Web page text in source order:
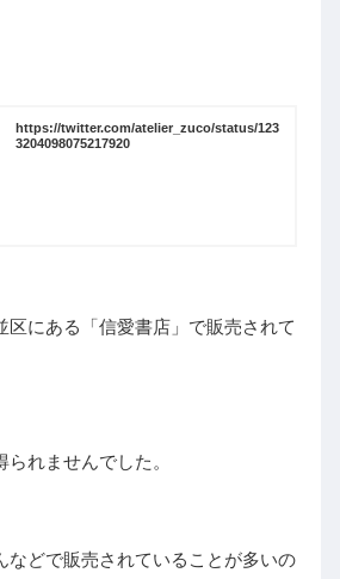
https://twitter.com/atelier_zuco/status/123
3204098075217920
区にある「信愛書店 」で販売されて
れませんでした。
などで販売されていることが多いの